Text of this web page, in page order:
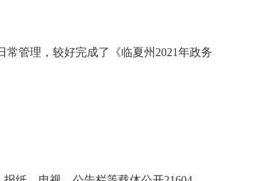
管理，较好完成了《临夏州2021年政务